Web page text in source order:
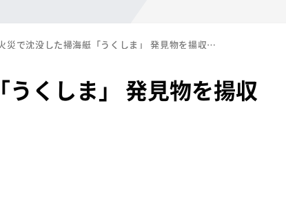
火災で沈没した掃海艇「うくしま」 発見物を揚収（12月26日）
くしま」 発見物を揚収